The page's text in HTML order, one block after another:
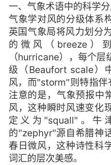
一、气象术语中的科学
气象学对风的分级体系
英国气象局将风力划分
的微风（breeze）
（hurricane），每个
级（Beaufort scale）
风，而"storm"则特指
注意的是，气象预报中
风，这种瞬时风速变化
定义为"squall"。牛
的"zephyr"源自希腊神
春日微风，这种诗性科
词汇的层次美感。